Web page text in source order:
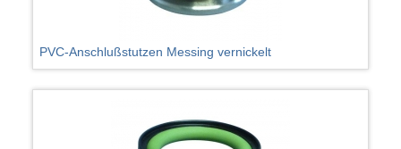
PVC-Anschlußstutzen Messing vernickelt